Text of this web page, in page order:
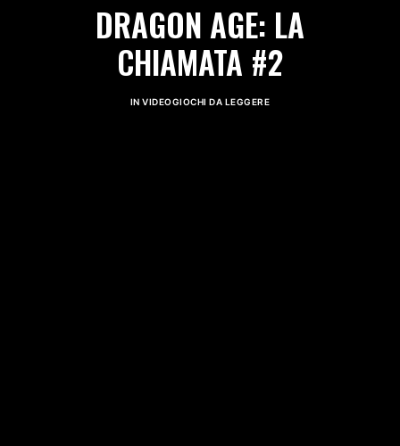
DRAGON AGE: LA
CHIAMATA #2
INVIDEOGIOCHI DA LEGGERE